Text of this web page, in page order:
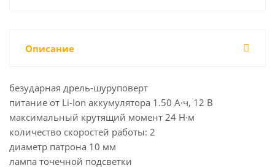
Описание
безударная дрель-шуруповерт
питание от Li-Ion аккумулятора 1.50 А·ч, 12 В
максимальный крутящий момент 24 Н·м
количество скоростей работы: 2
диаметр патрона 10 мм
лампа точечной подсветки